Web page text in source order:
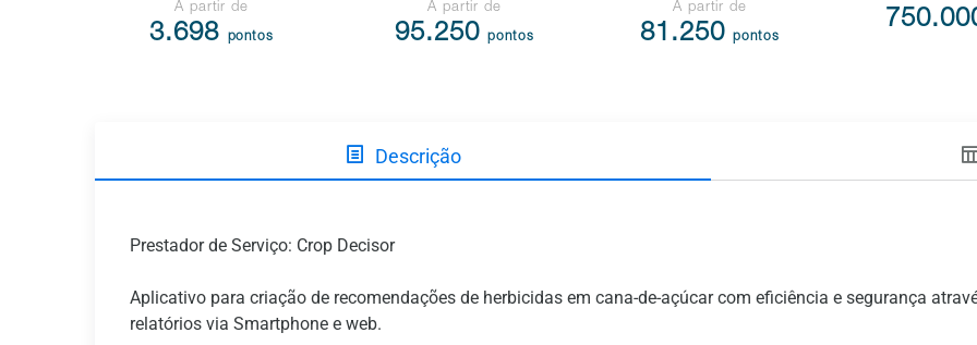
A partir de
3.698 pontos
A partir de
95.250pontos
A partir de
81.250pontos
Descrição
Prestador de Serviço: Crop Decisor
Aplicativo para criação de recomendações de herbicidas em cana-de-açúcar com eficiência e segurança
relatórios via Smartphone e web.